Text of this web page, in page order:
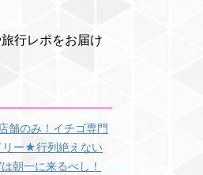
行レポをお届け
舗のみ！イチゴ専門
リー★行列絶えない
朝一に来るべし！